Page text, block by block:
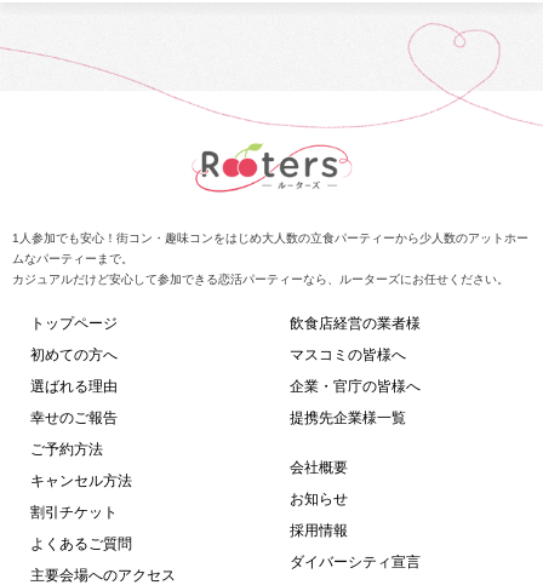
1人参加でも安心！街コン・趣味コンをはじめ大人数の立食パーティーから少人数のアットホー
ムなパーティーまで。
カジュアルだけど安心して参加できる恋活パーティーなら、ルーターズにお任せください。
トップページ
初めての方へ
選ばれる理由
幸せのご報告
ご予約方法
キャンセル方法
割引チケット
よくあるご質問
主要会場へのアクセス
飲食店経営の業者様
マスコミの皆様へ
企業・官庁の皆様へ
提携先企業様一覧
会社概要
お知らせ
採用情報
ダイバーシティ宣言